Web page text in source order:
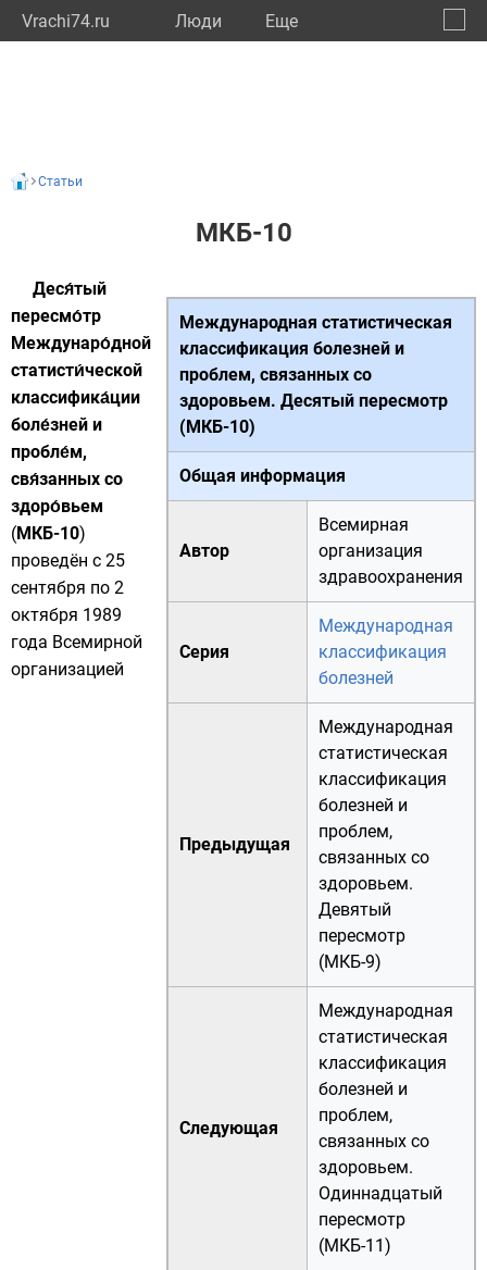
Vrachi74.ru Люди Eще
Статьи
МКБ-10
Международная статистическая
классификация болезней и
проблем, связанных со
здоровьем. Десятый пересмотр
(МКБ-10)
Общая информация
Автор
Всемирная
организация
здравоохранения
Серия
Международная
классификация
болезней
Предыдущая
Международная
статистическая
классификация
болезней и
проблем,
связанных со
здоровьем.
Девятый
пересмотр
(МКБ-9)
Следующая
Международная
статистическая
классификация
болезней и
проблем,
связанных со
здоровьем.
Одиннадцатый
пересмотр
(МКБ-11)
Деся́тый
пересмо́тр
Междунаро́дной
статисти́ческой
классифика́ции
боле́зней и
пробле́м,
свя́занных со
здоро́вьем
(МКБ-10)
проведён с 25
сентября по 2
октября 1989
года Всемирной
организацией